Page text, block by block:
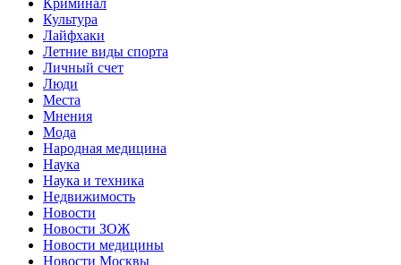
Криминал
Культура
Лайфхаки
Летние виды спорта
Личный счет
Люди
Места
Мнения
Мода
Народная медицина
Наука
Наука и техника
Недвижимость
Новости
Новости ЗОЖ
Новости медицины
Новости Москвы